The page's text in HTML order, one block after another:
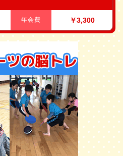
年会費 ￥3,300